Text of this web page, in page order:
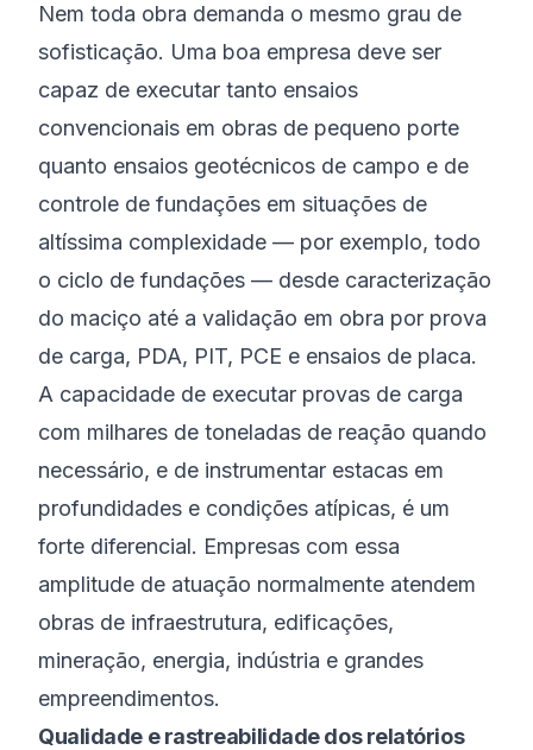
Nem toda obra demanda o mesmo grau de
sofisticação. Uma boa empresa deve ser
capaz de executar tanto ensaios
convencionais em obras de pequeno porte
quanto ensaios geotécnicos de campo e de
controle de fundações em situações de
altíssima complexidade — por exemplo, todo
o ciclo de fundações — desde caracterização
do maciço até a validação em obra por prova
de carga, PDA, PIT, PCE e ensaios de placa.
A capacidade de executar provas de carga
com milhares de toneladas de reação quando
necessário, e de instrumentar estacas em
profundidades e condições atípicas, é um
forte diferencial. Empresas com essa
amplitude de atuação normalmente atendem
obras de infraestrutura, edificações,
mineração, energia, indústria e grandes
empreendimentos.
Qualidade e rastreabilidade dos relatórios